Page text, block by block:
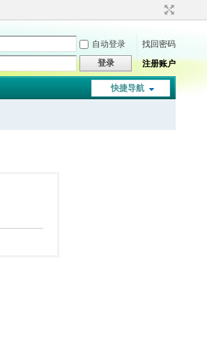
自动登录
找回密码
登录 注册账户
快捷导航